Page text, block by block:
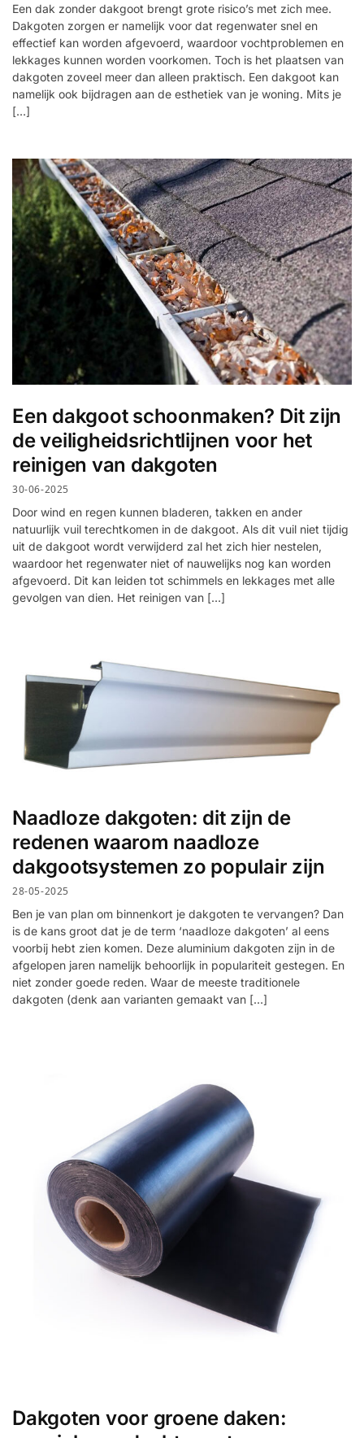
Een dak zonder dakgoot brengt grote risico’s met zich mee.
Dakgoten zorgen er namelijk voor dat regenwater snel en
effectief kan worden afgevoerd, waardoor vochtproblemen en
lekkages kunnen worden voorkomen. Toch is het plaatsen van
dakgoten zoveel meer dan alleen praktisch. Een dakgoot kan
namelijk ook bijdragen aan de esthetiek van je woning. Mits je
[…]
Een dakgoot schoonmaken? Dit zijn
de veiligheidsrichtlijnen voor het
reinigen van dakgoten
30-06-2025
Door wind en regen kunnen bladeren, takken en ander
natuurlijk vuil terechtkomen in de dakgoot. Als dit vuil niet tijdig
uit de dakgoot wordt verwijderd zal het zich hier nestelen,
waardoor het regenwater niet of nauwelijks nog kan worden
afgevoerd. Dit kan leiden tot schimmels en lekkages met alle
gevolgen van dien. Het reinigen van […]
Naadloze dakgoten: dit zijn de
redenen waarom naadloze
dakgootsystemen zo populair zijn
28-05-2025
Ben je van plan om binnenkort je dakgoten te vervangen? Dan
is de kans groot dat je de term ‘naadloze dakgoten’ al eens
voorbij hebt zien komen. Deze aluminium dakgoten zijn in de
afgelopen jaren namelijk behoorlijk in populariteit gestegen. En
niet zonder goede reden. Waar de meeste traditionele
dakgoten (denk aan varianten gemaakt van […]
Dakgoten voor groene daken: